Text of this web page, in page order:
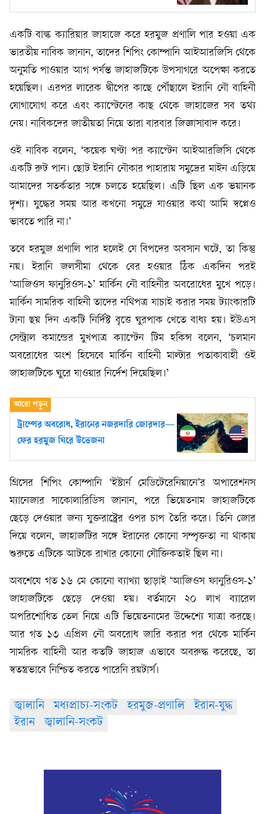
একটি বাল্ক ক্যারিয়ার জাহাজে করে হরমুজ প্রণালি পার হওয়া এক
ভারতীয় নাবিক জানান, তাদের শিপিং কোম্পানি আইআরজিসি থেকে
অনুমতি পাওয়ার আগ পর্যন্ত জাহাজটিকে উপসাগরে অপেক্ষা করতে
হয়েছিল। এরপর লারেক দ্বীপের কাছে পৌঁছালে ইরানি নৌ বাহিনী
যোগাযোগ করে এবং ক্যাপ্টেনের কাছ থেকে জাহাজের সব তথ্য
নেয়। নাবিকদের জাতীয়তা নিয়ে তারা বারবার জিজ্ঞাসাবাদ করে।
ওই নাবিক বলেন, ‘কয়েক ঘণ্টা পর ক্যাপ্টেন আইআরজিসি থেকে
একটি রুট পান। ছোট ইরানি নৌকার পাহারায় সমুদ্রের মাইন এড়িয়ে
আমাদের সতর্কতার সঙ্গে চলতে হয়েছিল। এটি ছিল এক ভয়ানক
দৃশ্য। যুদ্ধের সময় আর কখনো সমুদ্রে যাওয়ার কথা আমি স্বপ্নেও
ভাবতে পারি না।’
তবে হরমুজ প্রণালি পার হলেই যে বিপদের অবসান ঘটে, তা কিন্তু
নয়। ইরানি জলসীমা থেকে বের হওয়ার ঠিক একদিন পরই
‘আজিওস ফানুরিওস-১’ মার্কিন নৌ বাহিনীর অবরোধের মুখে পড়ে।
মার্কিন সামরিক বাহিনী তাদের নথিপত্র যাচাই করার সময় ট্যাংকারটি
টানা ছয় দিন একটি নির্দিষ্ট বৃত্তে ঘুরপাক খেতে বাধ্য হয়। ইউএস
সেন্ট্রাল কমান্ডের মুখপাত্র ক্যাপ্টেন টিম হকিন্স বলেন, ‘চলমান
অবরোধের অংশ হিসেবে মার্কিন বাহিনী মাল্টার পতাকাবাহী ওই
জাহাজটিকে ঘুরে যাওয়ার নির্দেশ দিয়েছিল।’
ট্রাম্পের অবরোধ, ইরানের নজরদারি জোরদার—
ফের হরমুজ ঘিরে উত্তেজনা
গ্রিসের শিপিং কোম্পানি ‘ইস্টার্ন মেডিটেরেনিয়ানে’র অপারেশনস
ম্যানেজার সাকোলারিডিস জানান, পরে ভিয়েতনাম জাহাজটিকে
ছেড়ে দেওয়ার জন্য যুক্তরাষ্ট্রের ওপর চাপ তৈরি করে। তিনি জোর
দিয়ে বলেন, জাহাজটির সঙ্গে ইরানের কোনো সম্পৃক্ততা না থাকায়
শুরুতে এটিকে আটকে রাখার কোনো যৌক্তিকতাই ছিল না।
অবশেষে গত ১৬ মে কোনো ব্যাখ্যা ছাড়াই ‘আজিওস ফানুরিওস-১’
জাহাজটিকে ছেড়ে দেওয়া হয়। বর্তমানে ২০ লাখ ব্যারেল
অপরিশোধিত তেল নিয়ে এটি ভিয়েতনামের উদ্দেশ্যে যাত্রা করছে।
আর ​গত ১৩ এপ্রিল নৌ অবরোধ জারি করার পর থেকে মার্কিন
সামরিক বাহিনী আর কতটি জাহাজ এভাবে অবরুদ্ধ করেছে, তা
স্বতন্ত্রভাবে নিশ্চিত করতে পারেনি রয়টার্স।
জ্বালানি মধ্যপ্রাচ্য-সংকট হরমুজ-প্রণালি
ইরান-যুদ্ধ
ইরান
জ্বালানি-সংকট